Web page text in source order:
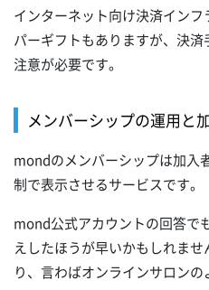
インターネット向け決済イン
パーギフトもありますが、決
注意が必要です。
メンバーシップの運用と
mondのメンバーシップは加入
制で表示させるサービスです。
mond公式アカウントの回答で
えしたほうが早いかもしれま
り、言わばオンラインサロンの